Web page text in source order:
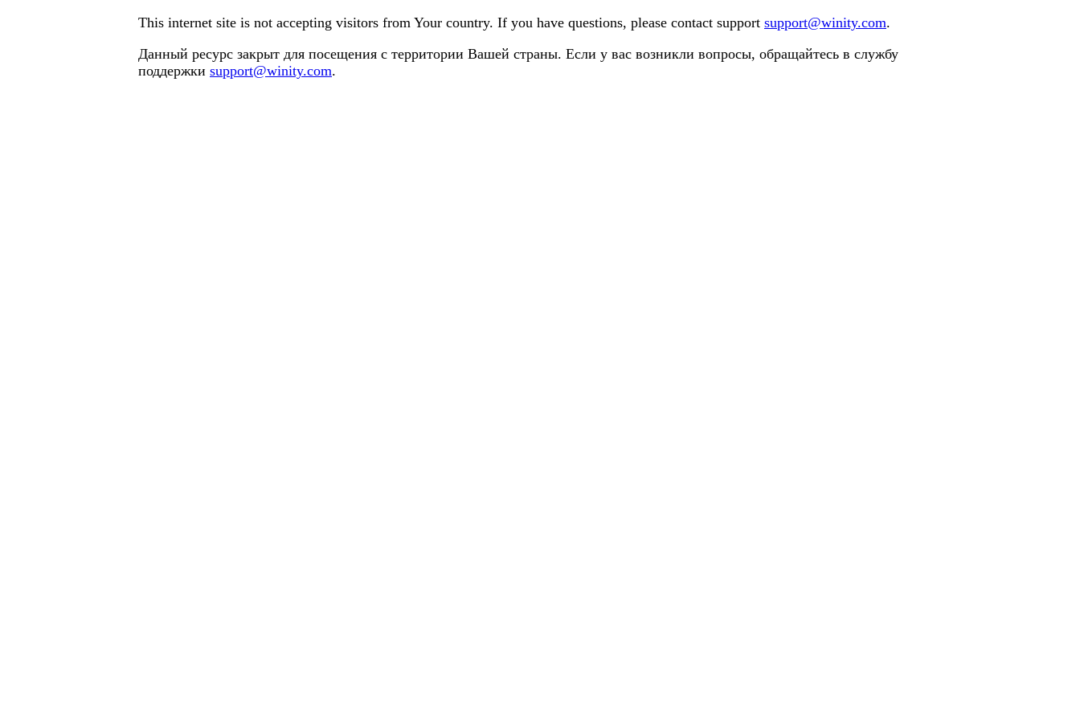
This internet site is not accepting visitors from Your country. If you have questions, please contact support support@winity.com.
Данный ресурс закрыт для посещения с территории Вашей страны. Если у вас возникли вопросы, обращайтесь в службу
поддержки support@winity.com.